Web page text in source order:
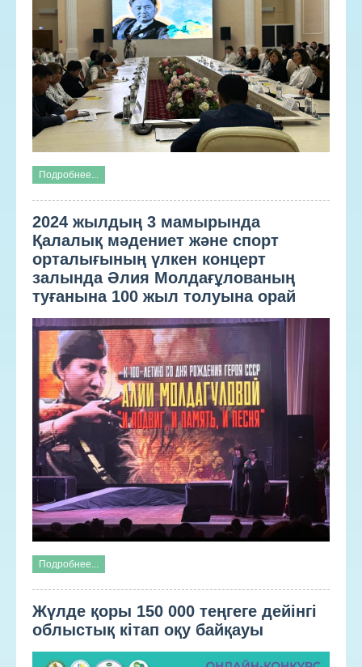
Подробнее...
2024 жылдың 3 мамырында
Қалалық мәдениет және спорт
орталығының үлкен концерт
залында Әлия Молдағұлованың
туғанына 100 жыл толуына орай
Подробнее...
Жүлде қоры 150 000 теңгеге дейінгі
облыстық кітап оқу байқауы